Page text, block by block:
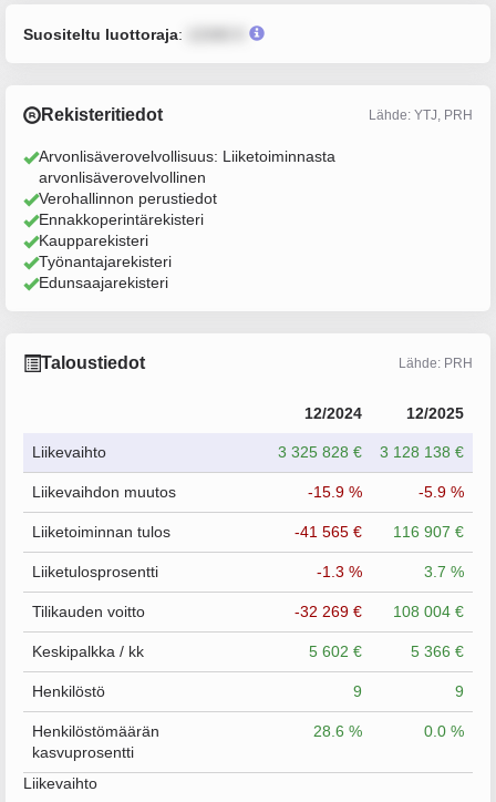
Suositeltu luottoraja:
Rekisteritiedot Lähde: YTJ, PRH
Arvonlisäverovelvollisuus: Liiketoiminnasta
arvonlisäverovelvollinen
Verohallinnon perustiedot
Ennakkoperintärekisteri
Kaupparekisteri
Työnantajarekisteri
Edunsaajarekisteri
Taloustiedot Lähde: PRH
12/2024 12/2025
Liikevaihto 3 325 828 € 3 128 138 €
Liikevaihdon muutos -15.9 % -5.9 %
Liiketoiminnan tulos -41 565 € 116 907 €
Liiketulosprosentti -1.3 % 3.7 %
Tilikauden voitto -32 269 € 108 004 €
Keskipalkka / kk 5 602 € 5 366 €
Henkilöstö 9 9
Henkilöstömäärän
kasvuprosentti
28.6 % 0.0 %
Liikevaihto